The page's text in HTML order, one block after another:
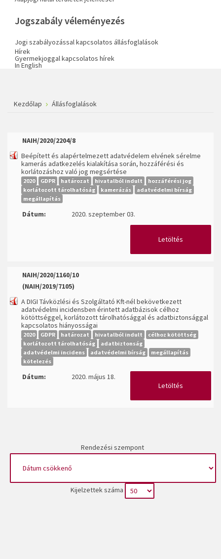
Jogszabály véleményezés
Jogi szabályozással kapcsolatos állásfoglalások
Hírek
Gyermekjoggal kapcsolatos hírek
In English
Kezdőlap Állásfoglalások
NAIH/2020/2204/8
Beépített és alapértelmezett adatvédelem elvének sérelme
kamerás adatkezelés kialakítása során, hozzáférési és
korlátozáshoz való jog megsértése
2020 GDPR határozat hivatalból indult
hozzáférési jog
korlátozott tárolhatóság
kamerázás
adatvédelmi bírság
megállapítás
Dátum: 2020. szeptember 03.
Letöltés
NAIH/2020/1160/10
(NAIH/2019/7105)
A DIGI Távközlési és Szolgáltató Kft-nél bekövetkezett
adatvédelmi incidensben érintett adatbázisok célhoz
kötöttséggel, korlátozott tárolhatósággal és adatbiztonsággal
kapcsolatos hiányosságai
2020 GDPR határozat hivatalból indult
célhoz kötöttség
korlátozott tárolhatóság
adatbiztonság
adatvédelmi incidens
adatvédelmi bírság
megállapítás
kötelezés
Dátum:
2020. május 18.
Letöltés
Rendezési szempont
Kijelzettek száma